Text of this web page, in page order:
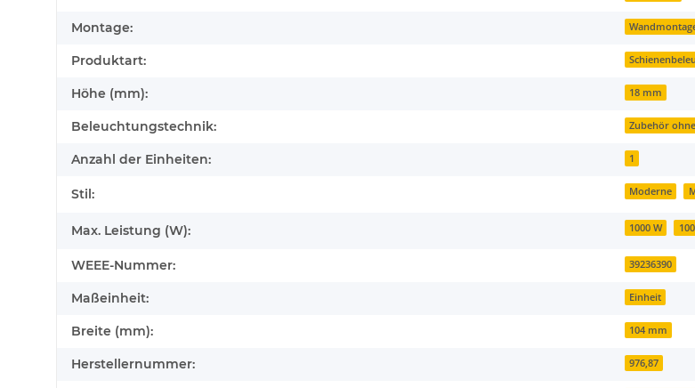
Montage:
Produktart:
Höhe (mm): 18 mm
Beleuchtungstechnik: Zubehör
Anzahl der Einheiten: 1
Stil: Moderne
Max. Leistung (W): 1000 W
WEEE-Nummer: 39236390
Maßeinheit: Einheit
Breite (mm): 104 mm
Herstellernummer: 976,87